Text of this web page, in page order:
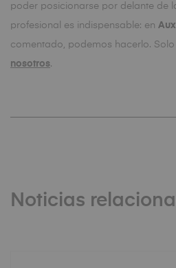
poder posicionarse por delante de
profesional es indispensable: en
comentado, podemos hacerlo. Solo
nosotros.
Noticias